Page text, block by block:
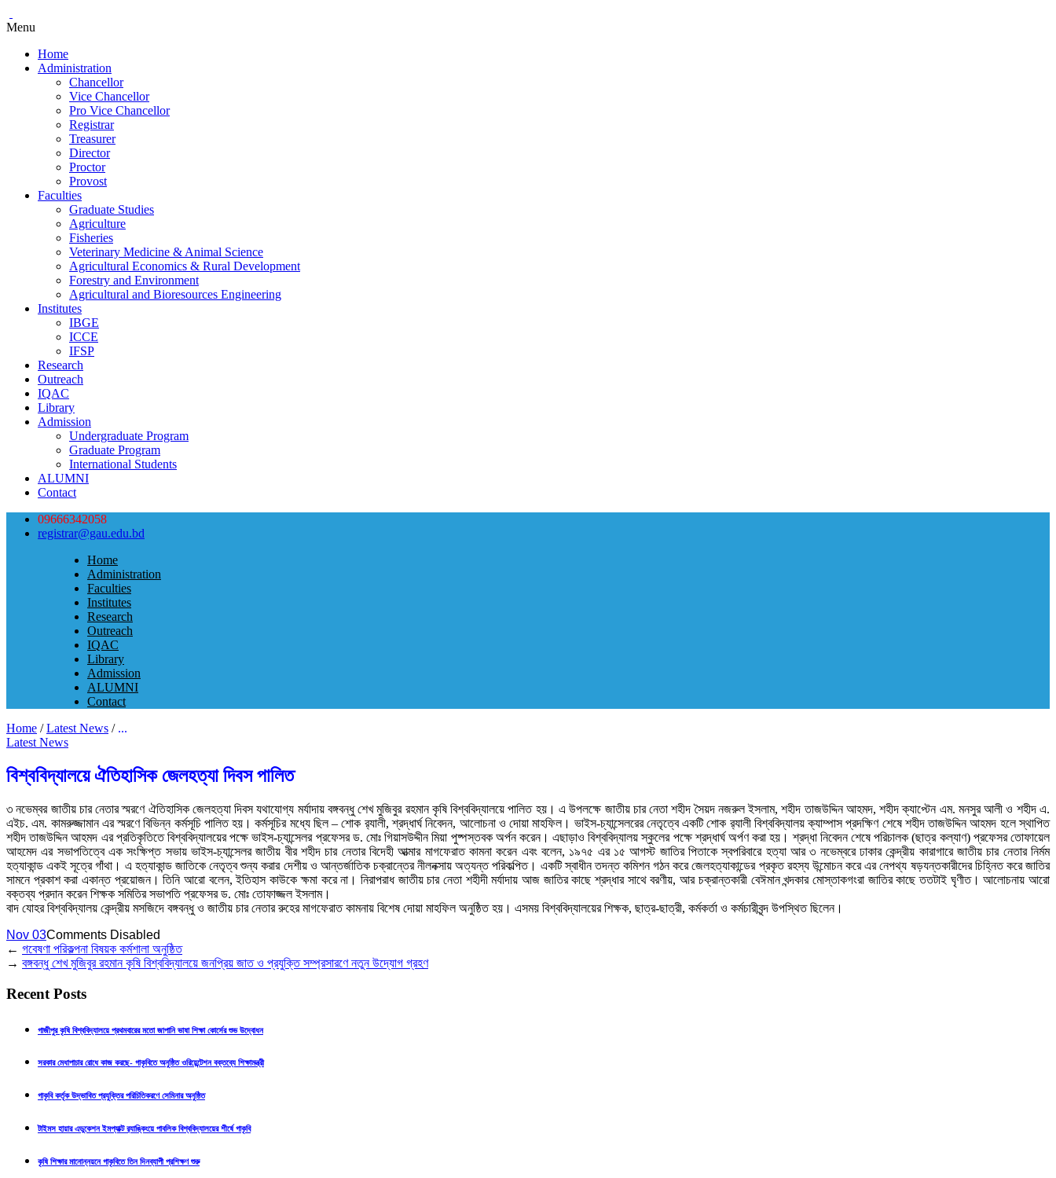
Menu
Home
Administration
Chancellor
Vice Chancellor
Pro Vice Chancellor
Registrar
Treasurer
Director
Proctor
Provost
Faculties
Graduate Studies
Agriculture
Fisheries
Veterinary Medicine & Animal Science
Agricultural Economics & Rural Development
Forestry and Environment
Agricultural and Bioresources Engineering
Institutes
IBGE
ICCE
IFSP
Research
Outreach
IQAC
Library
Admission
Undergraduate Program
Graduate Program
International Students
ALUMNI
Contact
09666342058
registrar@gau.edu.bd
Home
Administration
Faculties
Institutes
Research
Outreach
IQAC
Library
Admission
ALUMNI
Contact
Home /Latest News / ...
Latest News
বিশ্ববিদ্যালয়ে ঐতিহাসিক জেলহত্যা দিবস পালিত
৩ নভেম্বর জাতীয় চার নেতার স্মরণে ঐতিহাসিক জেলহত্যা দিবস যথাযোগ্য মর্যাদায় বঙ্গবন্ধু শেখ মুজিবুর রহমান কৃষি বিশ্ববিদ্যালয়ে পালিত হয়। এ উপলক্ষে জাতীয় চার নেতা শহীদ সৈয়দ নজরুল ইসলাম, শহীদ তাজউদ্দিন আহমদ, শহীদ ক্যাপ্টেন এম. মনসুর আলী ও শহীদ এ.
এইচ. এম. কামরুজ্জামান এর স্মরণে বিভিন্ন কর্মসূচি পালিত হয়। কর্মসূচির মধ্যে ছিল – শোক র‌্যালী, শ্রদ্ধার্ঘ নিবেদন, আলোচনা ও দোয়া মাহফিল। ভাইস-চ্যান্সেলরের নেতৃত্বে একটি শোক র‌্যালী বিশ্ববিদ্যালয় ক্যাম্পাস প্রদক্ষিণ শেষে শহীদ তাজউদ্দিন আহমদ হলে স্থাপিত
শহীদ তাজউদ্দিন আহমদ এর প্রতিকৃতিতে বিশ্ববিদ্যালয়ের পক্ষে ভাইস-চ্যান্সেলর প্রফেসর ড. মোঃ গিয়াসউদ্দীন মিয়া পুষ্পস্তবক অর্পন করেন। এছাড়াও বিশ্ববিদ্যালয় স্কুলের পক্ষে শ্রদ্ধার্ঘ অর্পণ করা হয়। শ্রদ্ধা নিবেদন শেষে পরিচালক (ছাত্র কল্যাণ) প্রফেসর তোফায়েল
আহমেদ এর সভাপতিত্বে এক সংক্ষিপ্ত সভায় ভাইস-চ্যান্সেলর জাতীয় বীর শহীদ চার নেতার বিদেহী আত্মার মাগফেরাত কামনা করেন এবং বলেন, ১৯৭৫ এর ১৫ আগস্ট জাতির পিতাকে স্বপরিবারে হত্যা আর ৩ নভেম্বরে ঢাকার কেন্দ্রীয় কারাগারে জাতীয় চার নেতার নির্মম
হত্যাকান্ড একই সূত্রে গাঁথা। এ হত্যাকান্ড জাতিকে নেতৃত্ব শুন্য করার দেশীয় ও আন্তর্জাতিক চক্রান্তের নীলনক্সায় অত্যন্ত পরিকল্পিত। একটি স্বাধীন তদন্ত কমিশন গঠন করে জেলহত্যাকান্ডের প্রকৃত রহস্য উন্মোচন করে এর নেপথ্য ষড়যন্তকারীদের চিহ্নিত করে জাতির
সামনে প্রকাশ করা একান্ত প্রয়োজন। তিনি আরো বলেন, ইতিহাস কাউকে ক্ষমা করে না। নিরাপরাধ জাতীয় চার নেতা শহীদী মর্যাদায় আজ জাতির কাছে শ্রদ্ধার সাথে বরণীয়, আর চক্রান্তকারী বেঈমান খন্দকার মোস্তাকগংরা জাতির কাছে ততটাই ঘৃণীত। আলোচনায় আরো
বক্তব্য প্রদান করেন শিক্ষক সমিতির সভাপতি প্রফেসর ড. মোঃ তোফাজ্জল ইসলাম।
বাদ যোহর বিশ্ববিদ্যালয় কেন্দ্রীয় মসজিদে বঙ্গবন্ধু ও জাতীয় চার নেতার রুহের মাগফেরাত কামনায় বিশেষ দোয়া মাহফিল অনুষ্ঠিত হয়। এসময় বিশ্ববিদ্যালয়ের শিক্ষক, ছাত্র-ছাত্রী, কর্মকর্তা ও কর্মচারীবৃন্দ উপস্থিত ছিলেন।
Nov 03Comments Disabled
← গবেষণা পরিকল্পনা বিষয়ক কর্মশালা অনুষ্ঠিত
→ বঙ্গবন্ধু শেখ মুজিবুর রহমান কৃষি বিশ্ববিদ্যালয়ে জনপ্রিয় জাত ও প্রযুক্তি সম্প্রসারণে নতুন উদ্যোগ গ্রহণ
Recent Posts
গাজীপুর কৃষি বিশ্ববিদ্যালয়ে প্রথমবারের মতো জাপানি ভাষা শিক্ষা কোর্সের শুভ উদ্বোধন
সরকার মেধাপাচার রোধে কাজ করছে- গাকৃবিতে অনুষ্ঠিত ওরিয়েন্টেশন বক্তব্যে শিক্ষামন্ত্রী
গাকৃবি কর্তৃক উদ্ভাবিত প্রযুক্তির পরিচিতিকরণে সেমিনার অনুষ্ঠিত
টাইমস হায়ার এডুকেশন ইমপ্যাক্ট র‍্যাঙ্কিংয়ে পাবলিক বিশ্ববিদ্যালয়ের শীর্ষে গাকৃবি
কৃষি শিক্ষার মানোন্নয়নে গাকৃবিতে তিন দিনব্যাপী প্রশিক্ষণ শুরু